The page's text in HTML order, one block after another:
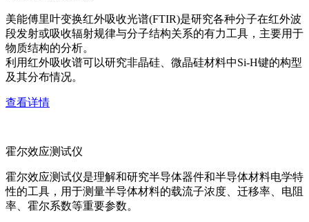
美能傅里叶变换红外吸收光谱(FTIR)是研究各种分子在红外波
段发射或吸收辐射规律与分子结构关系的有力工具，主要用于
物质结构的分析。
利用红外吸收谱可以研究非晶硅、微晶硅材料中Si-H键的构型
及其分布情况。
查看详情
霍尔效应测试仪
霍尔效应测试仪是理解和研究半导体器件和半导体材料电学特
性的工具，用于测量半导体材料的载流子浓度、迁移率、电阻
率、霍尔系数等重要参数。